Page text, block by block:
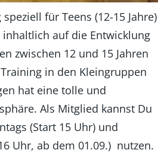
für Teens (12-15 Jahre)
auf die Entwicklung
zwischen 12 und 15 Jahren
in den Kleingruppen
hat eine tolle und
Als Mitglied kannst Du
(Start 15 Uhr) und
Uhr, ab dem 01.09.) nutzen.